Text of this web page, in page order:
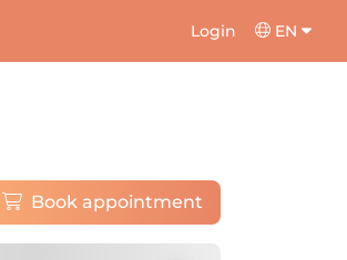
Login EN
Book appointment